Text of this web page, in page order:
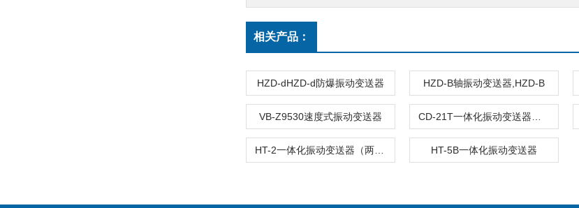
相关产品：
HZD-dHZD-d防爆振动变送器 HZD-B轴振动变送器,HZD-B
VB-Z9530速度式振动变送器
HT-5B一体化振动变送器